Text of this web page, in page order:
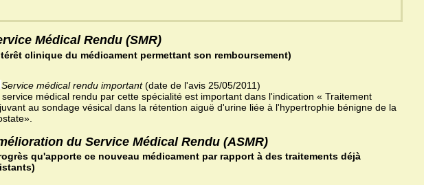
Médical Rendu (SMR)
clinique du médicament permettant son remboursement)
Service médical rendu important(date de l'avis 25/05/2011)
service médical rendu par cette spécialité est important dans l'indication « Traitement
au sondage vésical dans la rétention aiguë d'urine liée à l'hypertrophie bénigne de la
du Service Médical Rendu (ASMR)
qu'apporte ce nouveau médicament par rapport à des traitements déjà